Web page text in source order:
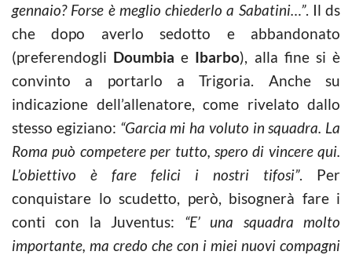
gennaio? Forse è meglio chiederlo a Sabatini…”. Il ds
che dopo averlo sedotto e abbandonato
(preferendogli Doumbia e Ibarbo), alla fine si è
convinto a portarlo a Trigoria. Anche su
indicazione dell’allenatore, come rivelato dallo
stesso egiziano: “Garcia mi ha voluto in squadra. La
Roma può competere per tutto, spero di vincere qui.
L’obiettivo è fare felici i nostri tifosi”. Per
conquistare lo scudetto, però, bisognerà fare i
conti con la Juventus: “E’ una squadra molto
importante, ma credo che con i miei nuovi compagni